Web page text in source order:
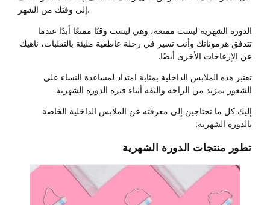
إلى وقتك من الشهر.
الدورة الشهرية ليست ممتعة، وهي ليست وقتًا ممتعًا أبدًا عندما
تتدفق هرموناتك وأنت تسير في رحلة عاطفية مليئة بالتقلبات، ناهيك
عن الإزعاجات الأخرى أيضًا.
تعتبر هذه الملابس الداخلية بمثابة امتداد لمساعدة النساء على
الشعور بمزيد من الراحة والثقة أثناء فترة الدورة الشهرية.
إليك كل ما تحتاجين إلى معرفته عن الملابس الداخلية الخاصة
بالدورة الشهرية:
تطور منتجات الدورة الشهرية